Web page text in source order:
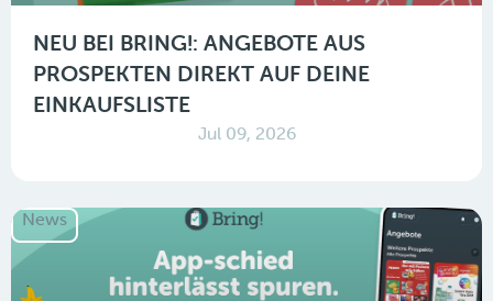
NEU BEI BRING!: ANGEBOTE AUS
PROSPEKTEN DIREKT AUF DEINE
EINKAUFSLISTE
Jul 09, 2026
News